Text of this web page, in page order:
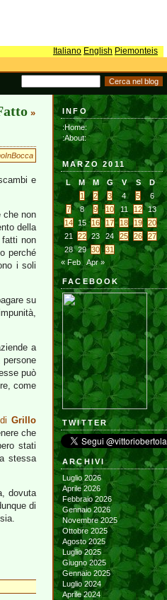
Italiano English Piemonteis
»
e
che non
della
fatti non
perché
i soli
su
a
persone
può
come
diGrillo
che
stati
stessa
dovuta
di
INFO
:Home:
:About:
MARZO 2011
L M M G V S
D
1
2 3 4 5
6
7
8 9 10 11 12
13
14
15 16 17 18 19
20
21
22 23 24 25 26
27
28 29 30
31
« Feb
Apr »
FACEBOOK
TWITTER
ARCHIVI
Luglio 2026
Aprile 2026
Febbraio 2026
Gennaio 2026
Novembre 2025
Ottobre 2025
Agosto 2025
Luglio 2025
Giugno 2025
Gennaio 2025
Luglio 2024
Aprile 2024